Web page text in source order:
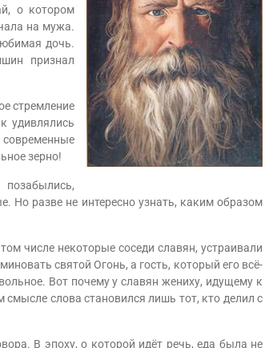
о котором
на мужа.
дочь.
признал
стремление
удивлялись
зерно!
Но разве не интересно узнать, каким образом
числе некоторые соседи славян, устраивали
святой Огонь, а гость, который его всё-
Вот почему у славян жениху, идущему к
слова становился лишь тот, кто делил с
В эпоху, о которой идёт речь, еда была не